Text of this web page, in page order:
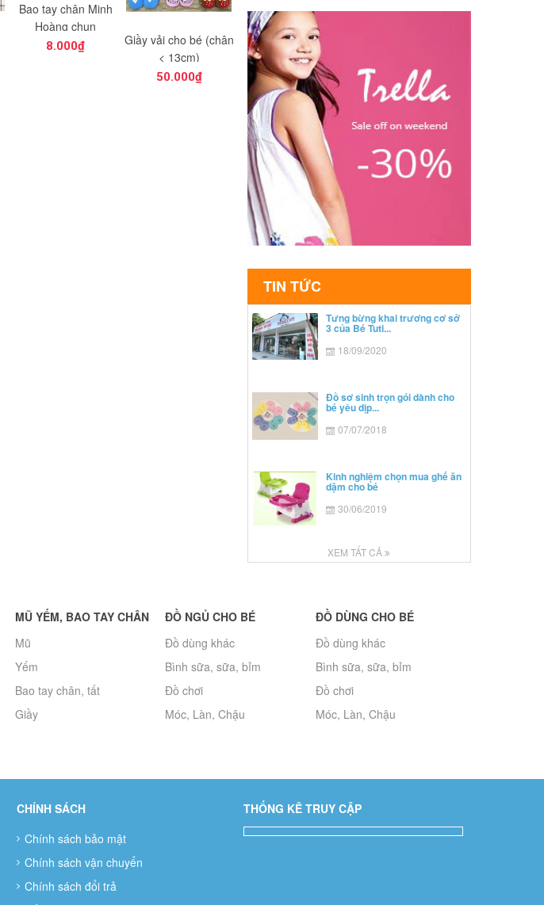
Giầy vải cho bé (chân
< 13cm)
Set mũ bao tay chân
Thái
45.000₫
Set 5 đôi tất lưới (3
-12m)
65.000₫ 65.000₫
TIN TỨC
Tưng bừng khai trương cơ sở
3 của Bé Tuti...
18/09/2020
Đồ sơ sinh trọn gói dành cho
bé yêu dịp...
07/07/2018
Kinh nghiệm chọn mua ghế ăn
dặm cho bé
30/06/2019
XEM TẤT CẢ
MŨ YẾM, BAO TAY CHÂN
Mũ
Yếm
Bao tay chân, tất
Giầy
ĐỒ NGỦ CHO BÉ
Đồ dùng khác
Bình sữa, sữa, bỉm
Đồ chơi
Móc, Làn, Chậu
ĐỒ DÙNG CHO BÉ
Đồ dùng khác
Bình sữa, sữa, bỉm
Đồ chơi
Móc, Làn, Chậu
CHÍNH SÁCH
Chính sách bảo mật
Chính sách vận chuyển
Chính sách đổi trả
THỐNG KÊ TRUY CẬP